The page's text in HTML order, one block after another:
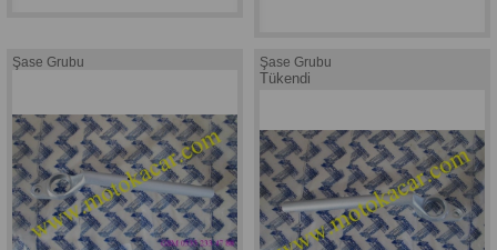
Şase Grubu Şase Grubu
Tükendi